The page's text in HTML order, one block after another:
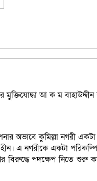
আ ক ম
অভাবে কুমিল্লা নগরী
এ নগরীকে একটা
বিরুদ্ধে পদক্ষেপ নিতে